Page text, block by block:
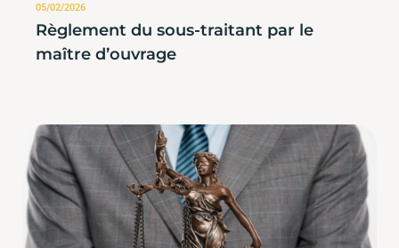
05/02/2026
Règlement du sous-traitant par le
maître d’ouvrage